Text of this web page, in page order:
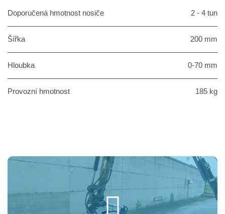
Doporučená hmotnost nosiče 2 - 4 tun
Šířka 200 mm
Hloubka 0-70 mm
Provozní hmotnost 185 kg